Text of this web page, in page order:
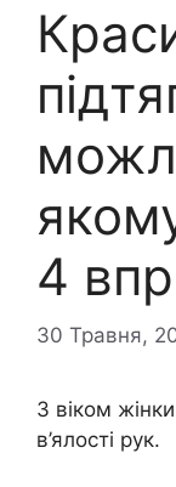
4
30 Травня,
З віком
в’ялості рук.